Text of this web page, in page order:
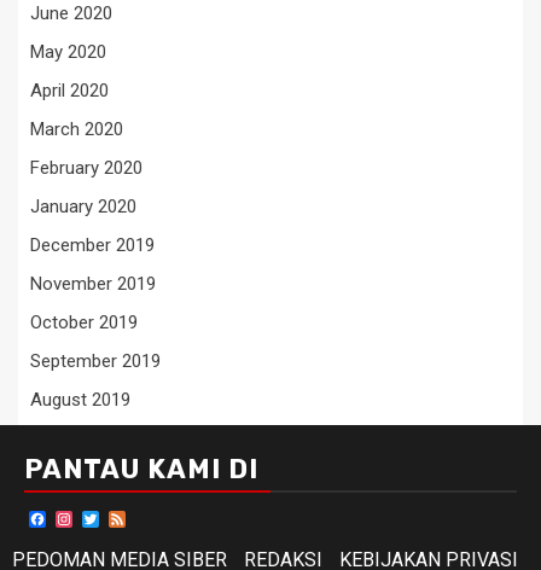
June 2020
May 2020
April 2020
March 2020
February 2020
January 2020
December 2019
November 2019
October 2019
September 2019
August 2019
PANTAU KAMI DI
Facebook
Instagram
Twitter
PEDOMAN MEDIA SIBER
REDAKSI KEBIJAKAN PRIVASI